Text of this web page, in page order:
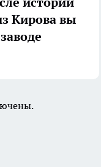
Кирова вы